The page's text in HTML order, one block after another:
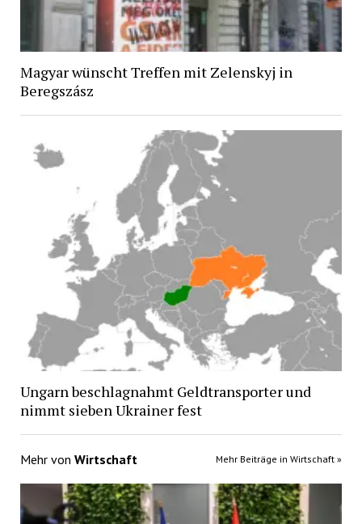
Magyar wünscht Treffen mit Zelenskyj in
Beregszász
Ungarn beschlagnahmt Geldtransporter und
nimmt sieben Ukrainer fest
Mehr von Wirtschaft Mehr Beiträge in Wirtschaft »